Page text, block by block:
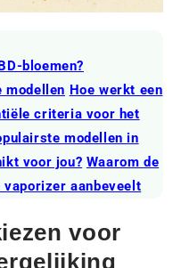
bloemen?
modellen Hoe werkt een
criteria voor het
modellen in
voor jou? Waarom de
vaporizer aanbeveelt
voor